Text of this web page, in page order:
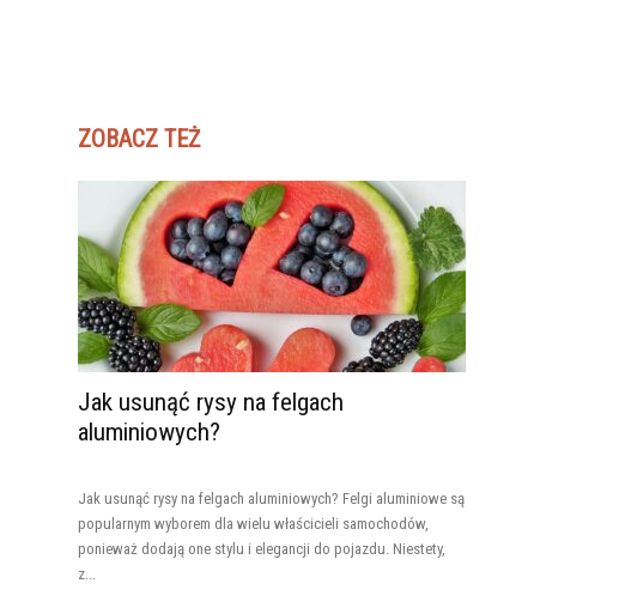
ZOBACZ TEŻ
Jak usunąć rysy na felgach
aluminiowych?
Jak usunąć rysy na felgach aluminiowych? Felgi aluminiowe są
popularnym wyborem dla wielu właścicieli samochodów,
ponieważ dodają one stylu i elegancji do pojazdu. Niestety,
z...